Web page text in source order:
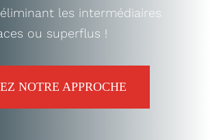
les intermédiaires
ou superflus !
NOTRE APPROCHE